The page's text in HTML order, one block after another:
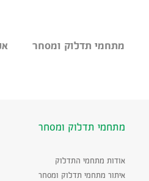
מתחמי תדלוק ומסחר
מתחמי תדלוק ומסחר
אודות מתחמי התדלוק
איתור מתחמי תדלוק ומסחר